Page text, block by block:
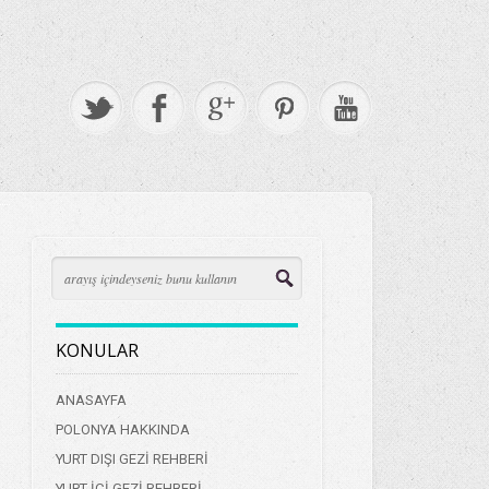
KONULAR
ANASAYFA
POLONYA HAKKINDA
YURT DIŞI GEZİ REHBERİ